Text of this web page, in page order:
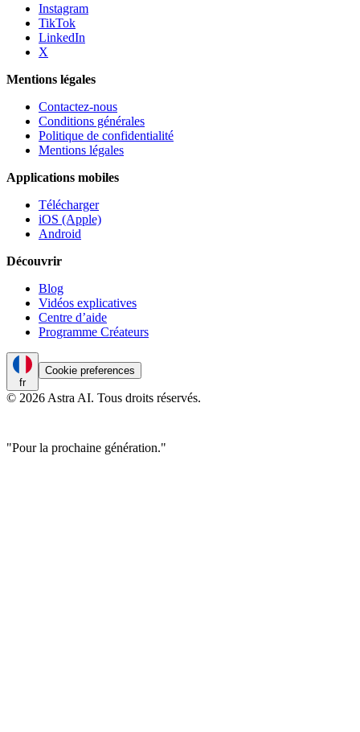
Instagram
TikTok
LinkedIn
X
Mentions légales
Contactez-nous
Conditions générales
Politique de confidentialité
Mentions légales
Applications mobiles
Télécharger
iOS (Apple)
Android
Découvrir
Blog
Vidéos explicatives
Centre d’aide
Programme Créateurs
fr
Cookie preferences
© 2026 Astra AI. Tous droits réservés.
"Pour la prochaine génération."